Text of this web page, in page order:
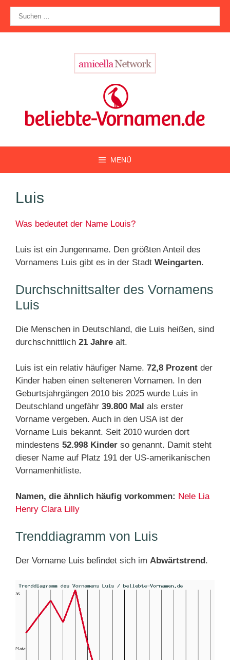
Zum
Inhalt
springen
nach:
MENÜ
Luis
Was bedeutet der Name Louis?
Luis ist ein Jungenname. Den größten Anteil des
Vornamens Luis gibt es in der Stadt Weingarten.
Durchschnittsalter des Vornamens
Luis
Die Menschen in Deutschland, die Luis heißen, sind
durchschnittlich 21 Jahre alt.
Luis ist ein relativ häufiger Name. 72,8 Prozent der
Kinder haben einen selteneren Vornamen. In den
Geburtsjahrgängen 2010 bis 2025 wurde Luis in
Deutschland ungefähr 39.800 Mal als erster
Vorname vergeben. Auch in den USA ist der
Vorname Luis bekannt. Seit 2010 wurden dort
mindestens 52.998 Kinder so genannt. Damit steht
dieser Name auf Platz 191 der US-amerikanischen
Vornamenhitliste.
Namen, die ähnlich häufig vorkommen: Nele Lia
Henry Clara Lilly
Trenddiagramm von Luis
Der Vorname Luis befindet sich im Abwärtstrend.